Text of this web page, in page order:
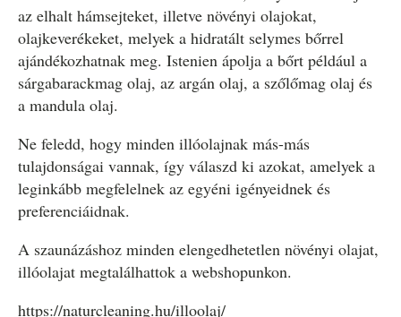
az elhalt hámsejteket, illetve növényi olajokat,
olajkeverékeket, melyek a hidratált selymes bőrrel
ajándékozhatnak meg. Istenien ápolja a bőrt például a
sárgabarackmag olaj, az argán olaj, a szőlőmag olaj és
a mandula olaj.
Ne feledd, hogy minden illóolajnak más-más
tulajdonságai vannak, így válaszd ki azokat, amelyek a
leginkább megfelelnek az egyéni igényeidnek és
preferenciáidnak.
A szaunázáshoz minden elengedhetetlen növényi olajat,
illóolajat megtalálhattok a webshopunkon.
https://naturcleaning.hu/illoolaj/